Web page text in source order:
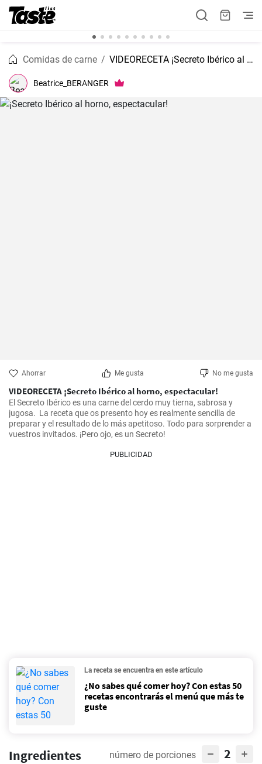
Comidas de carne VIDEORECETA ¡Secreto Ibérico al horno, espectacular!
Beatrice_BERANGER
Ahorrar Me gusta No me gusta
VIDEORECETA ¡Secreto Ibérico al horno, espectacular!
El Secreto Ibérico es una carne del cerdo muy tierna, sabrosa y
jugosa.  La receta que os presento hoy es realmente sencilla de
preparar y el resultado de lo más apetitoso. Todo para sorprender a
vuestros invitados. ¡Pero ojo, es un Secreto!
PUBLICIDAD
La receta se encuentra en este artículo
¿No sabes qué comer hoy? Con estas 50
recetas encontrarás el menú que más te
guste
Ingredientes número de porciones 2